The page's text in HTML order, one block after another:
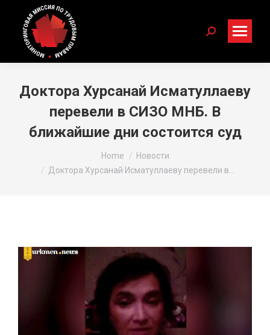
Search:
Доктора Хурсанай Исматуллаеву
перевели в СИЗО МНБ. В
ближайшие дни состоится суд
Home
Новости
Доктора Хурсанай Исматуллаеву перевели в…